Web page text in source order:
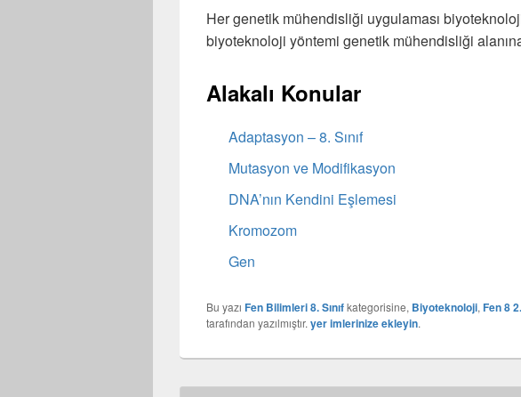
Her genetik mühendisliği uygulaması
biyoteknoloji yöntemi genetik mühendisliği
Alakalı Konular
Adaptasyon – 8. Sınıf
Mutasyon ve Modifikasyon
DNA’nın Kendini Eşlemesi
Kromozom
Gen
Bu yazı Fen Bilimleri 8. Sınıfkategorisine, Biyoteknoloji, Fen 8
tarafından yazılmıştır. yer imlerinize ekleyin.